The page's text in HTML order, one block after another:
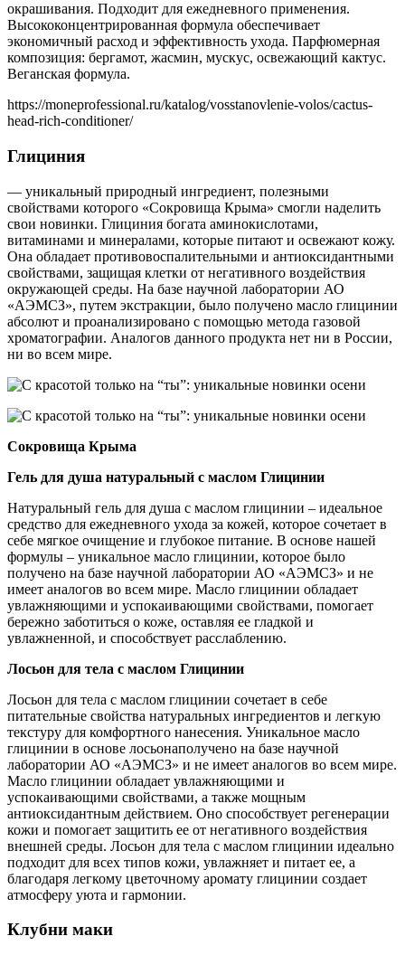
окрашивания. Подходит для ежедневного применения.
Высококонцентрированная формула обеспечивает
экономичный расход и эффективность ухода. Парфюмерная
композиция: бергамот, жасмин, мускус, освежающий кактус.
Веганская формула.
https://moneprofessional.ru/katalog/vosstanovlenie-volos/cactus-
head-rich-conditioner/
Глициния
— уникальный природный ингредиент, полезными
свойствами которого «Сокровища Крыма» смогли наделить
свои новинки. Глициния богата аминокислотами,
витаминами и минералами, которые питают и освежают кожу.
Она обладает противовоспалительными и антиоксидантными
свойствами, защищая клетки от негативного воздействия
окружающей среды. На базе научной лаборатории АО
«АЭМСЗ», путем экстракции, было получено масло глицинии
абсолют и проанализировано с помощью метода газовой
хроматографии. Аналогов данного продукта нет ни в России,
ни во всем мире.
Сокровища Крыма
Гель для душа натуральный с маслом Глицинии
Натуральный гель для душа с маслом глицинии – идеальное
средство для ежедневного ухода за кожей, которое сочетает в
себе мягкое очищение и глубокое питание. В основе нашей
формулы – уникальное масло глицинии, которое было
получено на базе научной лаборатории АО «АЭМСЗ» и не
имеет аналогов во всем мире. Масло глицинии обладает
увлажняющими и успокаивающими свойствами, помогает
бережно заботиться о коже, оставляя ее гладкой и
увлажненной, и способствует расслаблению.
Лосьон для тела с маслом Глицинии
Лосьон для тела с маслом глицинии сочетает в себе
питательные свойства натуральных ингредиентов и легкую
текстуру для комфортного нанесения. Уникальное масло
глицинии в основе лосьонаполучено на базе научной
лаборатории АО «АЭМСЗ» и не имеет аналогов во всем мире.
Масло глицинии обладает увлажняющими и
успокаивающими свойствами, а также мощным
антиоксидантным действием. Оно способствует регенерации
кожи и помогает защитить ее от негативного воздействия
внешней среды. Лосьон для тела с маслом глицинии идеально
подходит для всех типов кожи, увлажняет и питает ее, а
благодаря легкому цветочному аромату глицинии создает
атмосферу уюта и гармонии.
Клубни маки